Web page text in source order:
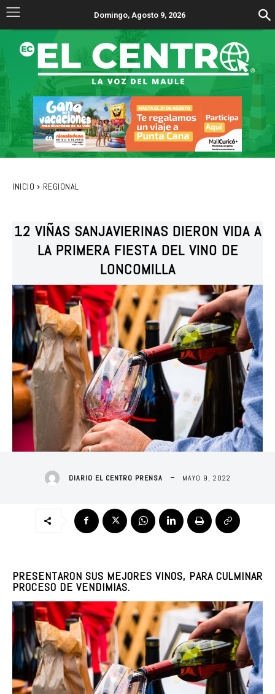
Domingo, Agosto 9, 2026
INICIO REGIONAL
12 VIÑAS SANJAVIERINAS DIERON VIDA A
LA PRIMERA FIESTA DEL VINO DE
LONCOMILLA
DIARIO EL CENTRO PRENSA MAYO 9, 2022
PRESENTARON SUS MEJORES VINOS, PARA CULMINAR
PROCESO DE VENDIMIAS.